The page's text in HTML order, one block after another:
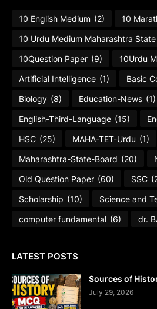
10 English Medium (2) 10
10 Urdu Medium Maharashtra
10Question Paper (9) 10Urdu
Artificial Intelligence (1) Basic
Biology (8) Education-News (1)
English-Third-Language (15)
HSC (25) MAHA-TET-Urdu (1)
Maharashtra-State-Board (20)
Old Question Paper (60) SSC
Scholarship (10) Science and
computer fundamental (6) dr.
LATEST POSTS
Sources of
July 29, 2026